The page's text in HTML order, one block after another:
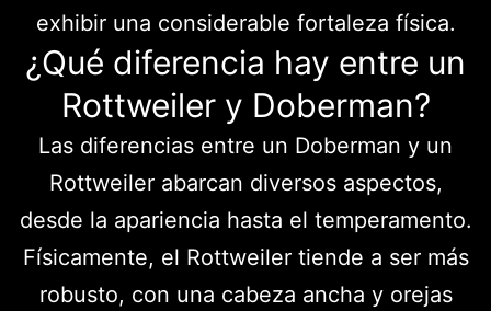
exhibir una considerable fortaleza física.
¿Qué diferencia hay entre un
Rottweiler y Doberman?
Las diferencias entre un Doberman y un
Rottweiler abarcan diversos aspectos,
desde la apariencia hasta el temperamento.
Físicamente, el Rottweiler tiende a ser más
robusto, con una cabeza ancha y orejas